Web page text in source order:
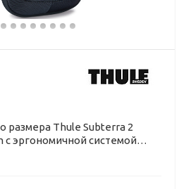
размера Thule Subterra 2
с эргономичной системой
шнуров.